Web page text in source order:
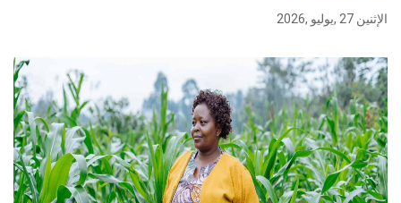
الإثنين 27 ,يوليو ,2026